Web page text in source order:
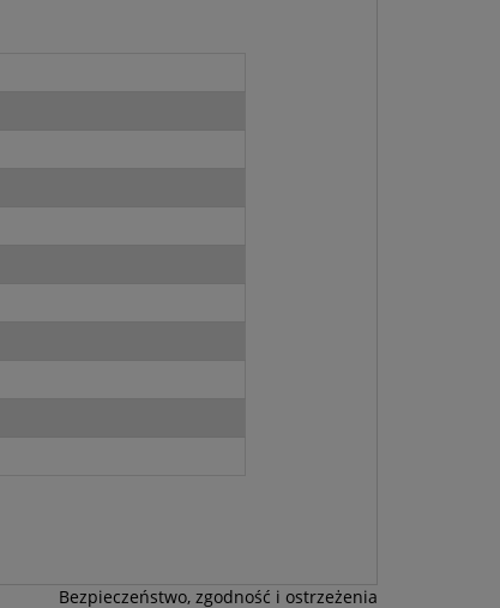
Bezpieczeństwo, zgodność i ostrzeżenia